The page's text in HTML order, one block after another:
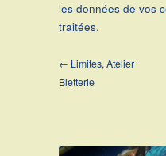
les données de vos
traitées.
← Limites, Atelier
Bletterie